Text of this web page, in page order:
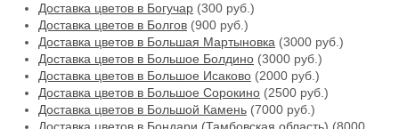
Доставка цветов в Богучар (300 руб.)
Доставка цветов в Болгов (900 руб.)
Доставка цветов в Большая Мартыновка (3000 руб.)
Доставка цветов в Большое Болдино (3000 руб.)
Доставка цветов в Большое Исаково (2000 руб.)
Доставка цветов в Большое Сорокино (2500 руб.)
Доставка цветов в Большой Камень (7000 руб.)